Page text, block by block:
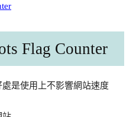
Flag Counter
處是使用上不影響網站速度